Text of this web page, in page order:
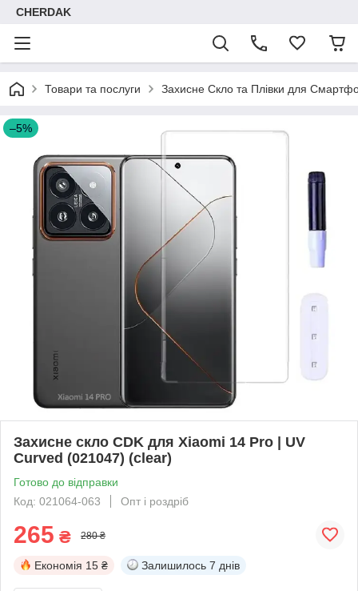
CHERDAK
Товари та послуги Захисне Скло та Плівки для
–5%
Захисне скло CDK для Xiaomi 14 Pro | UV
Curved (021047) (clear)
Готово до відправки
Код: 021064-063
Опт і роздріб
265 ₴ 280 ₴
Економія 15 ₴ Залишилось 7 днів